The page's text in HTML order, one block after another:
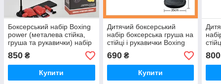
Боксерський набір Boxing
power (металева стійка,
груша та рукавички) набір
для бокса
850 ₴
Купити
Дитячий боксерський
набір боксерська груша на
стійці і рукавички Boxing
King
690₴
Купити
King
800